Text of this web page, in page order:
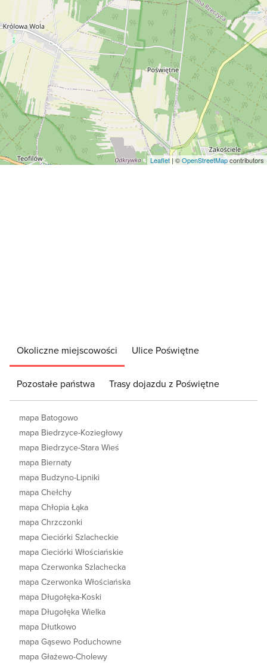
Leaflet | ©OpenStreetMapcontributors
Okoliczne miejscowości Ulice Poświętne
Pozostałe państwa Trasy dojazdu z Poświętne
mapa Batogowo
mapa Biedrzyce-Koziegłowy
mapa Biedrzyce-Stara Wieś
mapa Biernaty
mapa Budzyno-Lipniki
mapa Chełchy
mapa Chłopia Łąka
mapa Chrzczonki
mapa Cieciórki Szlacheckie
mapa Cieciórki Włościańskie
mapa Czerwonka Szlachecka
mapa Czerwonka Włościańska
mapa Długołęka-Koski
mapa Długołęka Wielka
mapa Dłutkowo
mapa Gąsewo Poduchowne
mapa Głażewo-Cholewy